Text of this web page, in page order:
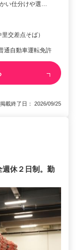
い仕分けや選…
交差点そば）
通自動車運転免許
載終了日： 2026/09/25
休２日制。勤